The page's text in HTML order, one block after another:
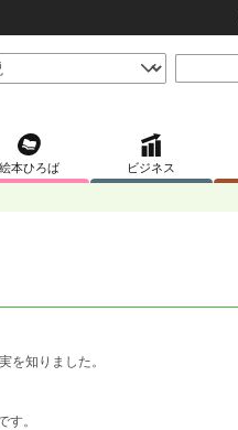
絵本ひろば ビジネス
を知りました。
す。